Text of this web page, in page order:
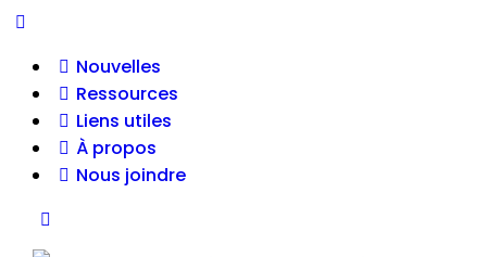
Nouvelles
Ressources
Liens utiles
À propos
Nous joindre